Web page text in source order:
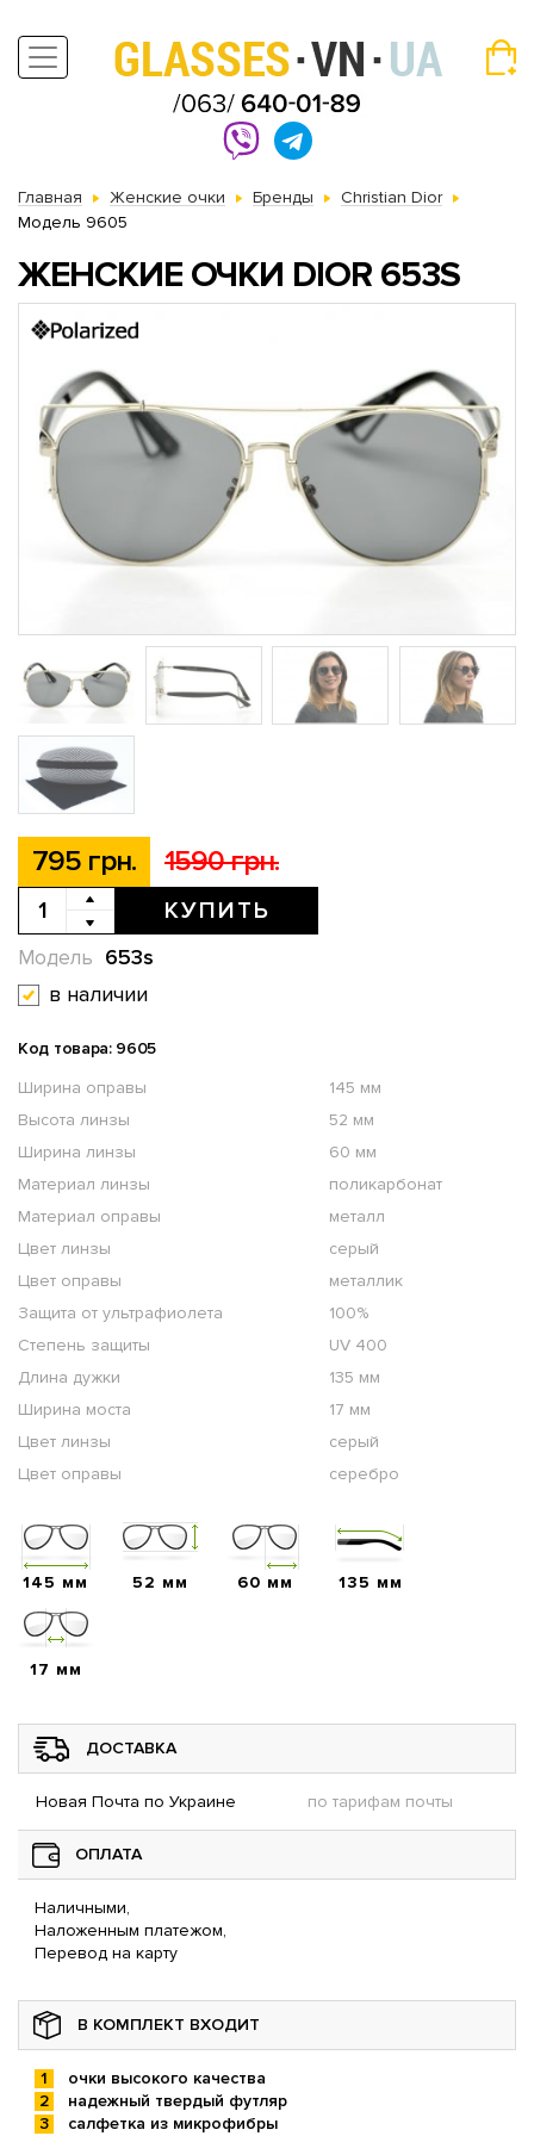
Главная Женские очки Бренды
Christian Dior
Модель 9605
ЖЕНСКИЕ ОЧКИ DIOR 653S
795 грн. 1590 грн.
КУПИТЬ
653s
Модель
в наличии
Код товара: 9605
Ширина оправы
145 мм
Высота линзы
52 мм
Ширина линзы
60 мм
Материал линзы
поликарбонат
Материал оправы
металл
Цвет линзы
серый
Цвет оправы
металлик
Защита от ультрафиолета
100%
Степень защиты
UV 400
Длина дужки
135 мм
Ширина моста
17 мм
Цвет линзы
серый
Цвет оправы
серебро
145 мм 52 мм 60 мм 135 мм
17 мм
ДОСТАВКА
Новая Почта по Украине по тарифам почты
ОПЛАТА
Наличными,
Наложенным платежом,
Перевод на карту
В КОМПЛЕКТ ВХОДИТ
очки высокого качества
надежный твердый футляр
салфетка из микрофибры